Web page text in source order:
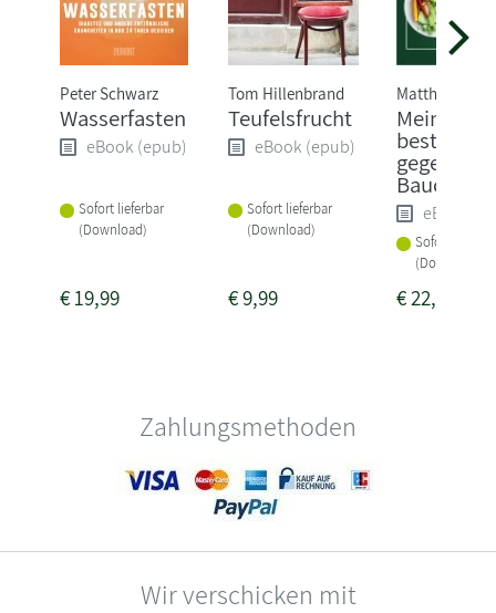
Peter Schwarz
Wasserfasten
eBook (epub)
Sofort lieferbar
(Download)
€19,99
Tom Hillenbrand
Teufelsfrucht
eBook (epub)
Sofort lieferbar
(Download)
€9,99
Matthias Riedl
Meine 80
besten
gegen
Bauchfett
eBook
Sofort
(Download)
€22,99
Zahlungsmethoden
Wir verschicken mit